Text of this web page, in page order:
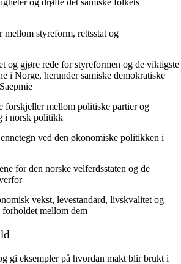
og drøfte det samiske folkets
mellom styreform, rettsstat og
og gjøre rede for styreformen og de viktigste
i Norge, herunder samiske demokratiske
forskjeller mellom politiske partier og
i norsk politikk
ved den økonomiske politikken i
for den norske velferdsstaten og de
vekst, levestandard, livskvalitet og
mellom dem
gi eksempler på hvordan makt blir brukt i